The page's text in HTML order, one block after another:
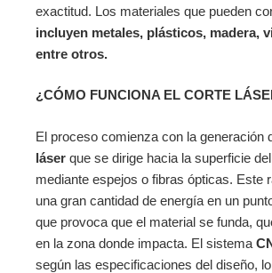
exactitud. Los materiales que pueden
incluyen metales, plásticos, madera,
entre otros.
¿CÓMO FUNCIONA EL CORTE
El proceso comienza con la generación
láser que se dirige hacia la superficie
mediante espejos o fibras ópticas. Este
una gran cantidad de energía en un
que provoca que el material se funda,
en la zona donde impacta. El sistema
según las especificaciones del diseño,